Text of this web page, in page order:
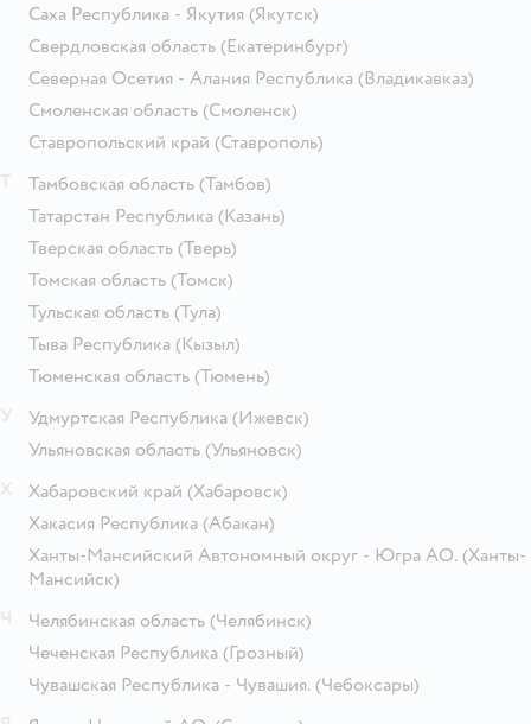
Саха Республика - Якутия (Якутск)
Свердловская область (Екатеринбург)
Северная Осетия - Алания Республика (Владикавказ)
Смоленская область (Смоленск)
Ставропольский край (Ставрополь)
Тамбовская область (Тамбов)
Татарстан Республика (Казань)
Тверская область (Тверь)
Томская область (Томск)
Тульская область (Тула)
Тыва Республика (Кызыл)
Тюменская область (Тюмень)
Удмуртская Республика (Ижевск)
Ульяновская область (Ульяновск)
Хабаровский край (Хабаровск)
Хакасия Республика (Абакан)
Ханты-Мансийский Автономный округ - Югра АО. (Ханты-
Мансийск)
Челябинская область (Челябинск)
Чеченская Республика (Грозный)
Чувашская Республика - Чувашия. (Чебоксары)